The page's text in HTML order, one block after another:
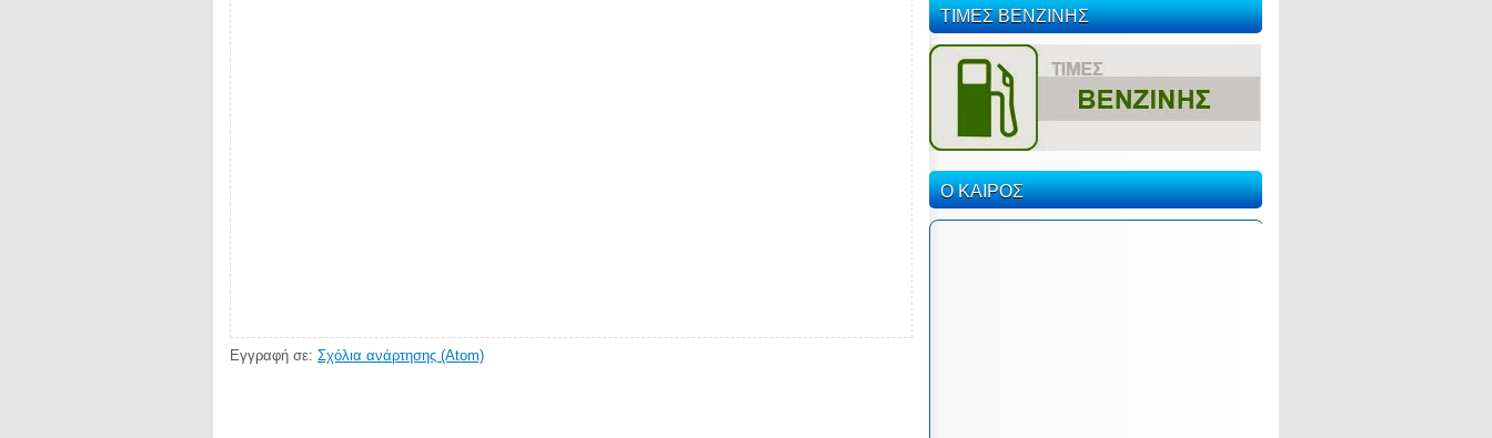
Εγγραφή σε: Σχόλια ανάρτησης (Atom)
ΤΙΜΕΣ ΒΕΝΖΙΝΗΣ
Ο ΚΑΙΡΟΣ